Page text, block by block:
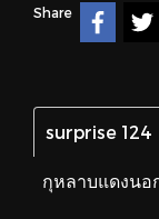
Share
surprise 124
กุหลาบแดงนอ